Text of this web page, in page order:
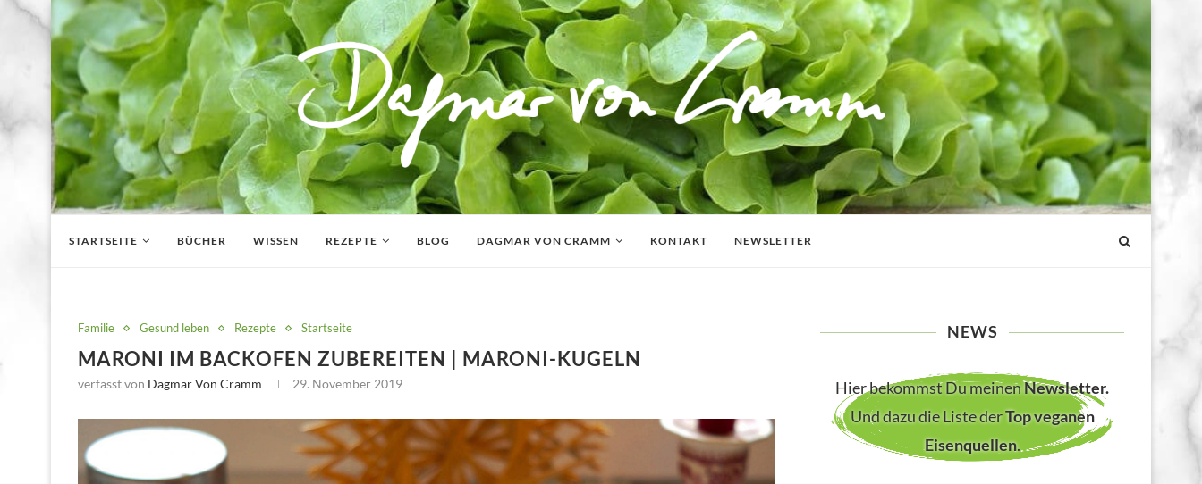
STARTSEITE BÜCHER WISSEN REZEPTE BLOG DAGMAR VON CRAMM KONTAKT NEWSLETTER
Familie Gesund leben Rezepte Startseite
MARONI IM BACKOFEN ZUBEREITEN | MARONI-KUGELN
verfasst von Dagmar Von Cramm 29. November 2019
NEWS
Hier bekommst Du meinenNewsletter.
Und dazu die Liste derTop veganen
Eisenquellen.